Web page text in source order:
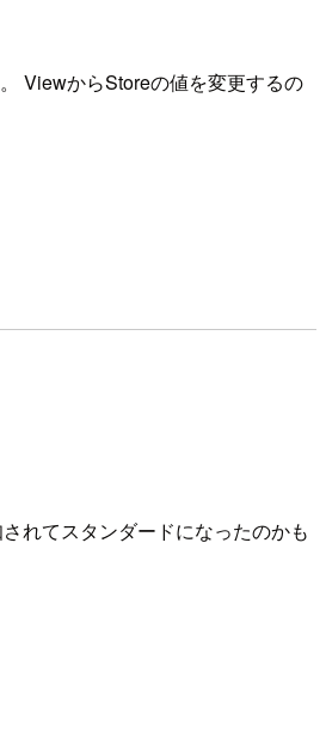
ViewからStoreの値を変更するの
れてスタンダードになったのかも